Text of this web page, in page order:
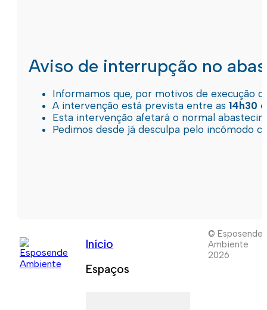
Aviso de interrupção no
Informamos que, por motivos de execução
A intervenção está prevista entre as 14h30
Esta intervenção afetará o normal
Pedimos desde já desculpa pelo incómodo
Início
Espaços
© Esposende
Ambiente
2026